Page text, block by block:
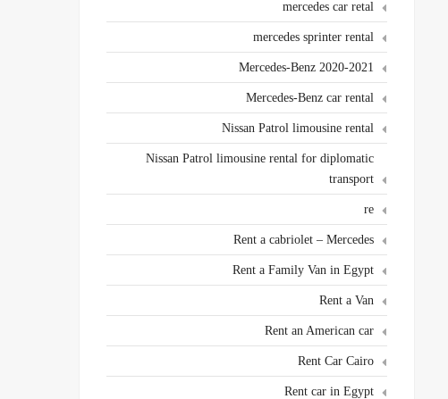
mercedes car retal
mercedes sprinter rental
Mercedes-Benz 2020-2021
Mercedes-Benz car rental
Nissan Patrol limousine rental
Nissan Patrol limousine rental for diplomatic
transport
re
Rent a cabriolet – Mercedes
Rent a Family Van in Egypt
Rent a Van
Rent an American car
Rent Car Cairo
Rent car in Egypt